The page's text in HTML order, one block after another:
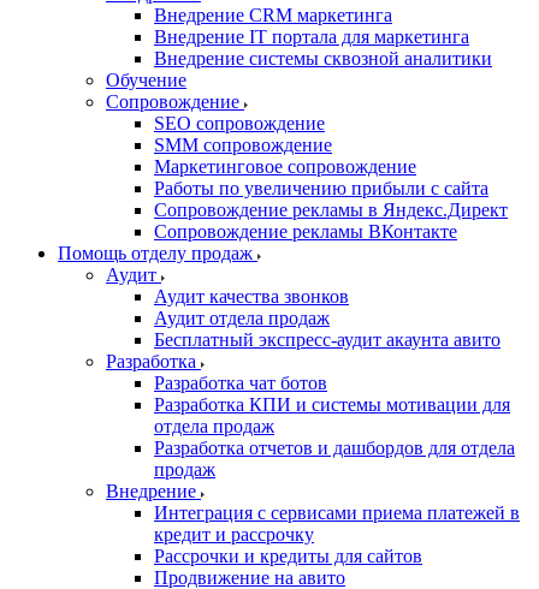
Внедрение CRM маркетинга
Внедрение IT портала для маркетинга
Внедрение системы сквозной аналитики
Обучение
Сопровождение
SEO сопровождение
SMM сопровождение
Маркетинговое сопровождение
Работы по увеличению прибыли с сайта
Сопровождение рекламы в Яндекс.Директ
Сопровождение рекламы ВКонтакте
Помощь отделу продаж
Аудит
Аудит качества звонков
Аудит отдела продаж
Бесплатный экспресс-аудит акаунта авито
Разработка
Разработка чат ботов
Разработка КПИ и системы мотивации для
отдела продаж
Разработка отчетов и дашбордов для отдела
продаж
Внедрение
Интеграция с сервисами приема платежей в
кредит и рассрочку
Рассрочки и кредиты для сайтов
Продвижение на авито